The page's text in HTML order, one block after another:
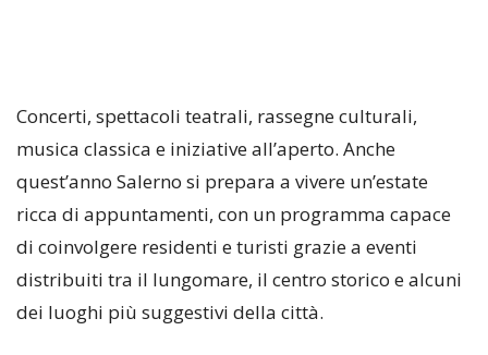
Concerti, spettacoli teatrali, rassegne culturali,
musica classica e iniziative all’aperto. Anche
quest’anno Salerno si prepara a vivere un’estate
ricca di appuntamenti, con un programma capace
di coinvolgere residenti e turisti grazie a eventi
distribuiti tra il lungomare, il centro storico e alcuni
dei luoghi più suggestivi della città.